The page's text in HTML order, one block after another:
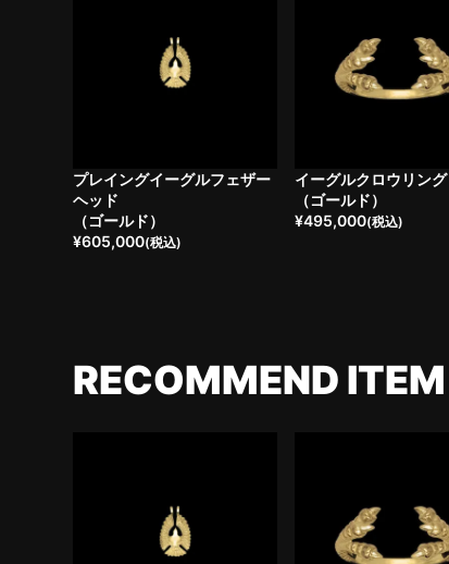
プレイングイーグルフェザー
ヘッド
（ゴールド）
¥605,000(税込)
イーグルクロウリング
（ゴールド）
¥495,000(税込)
RECOMMEND ITEM